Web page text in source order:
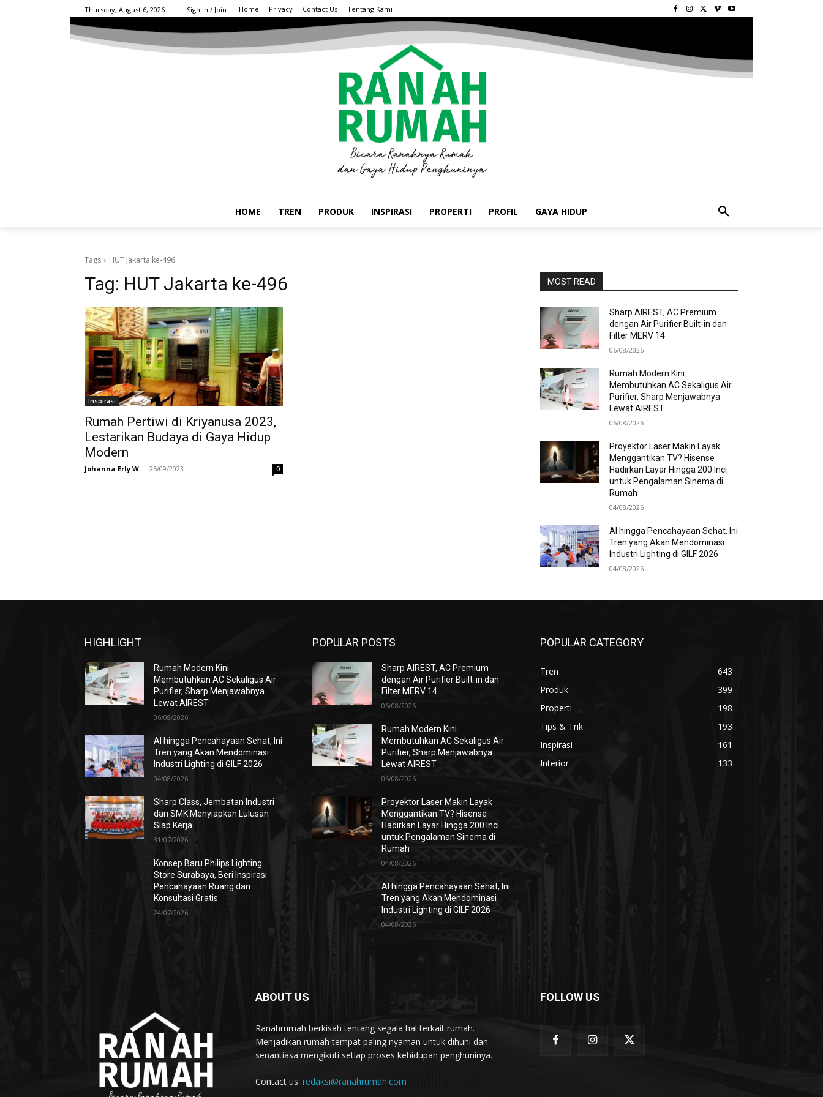
Thursday, August 6, 2026 Sign in / Join Home Privacy Contact Us Tentang Kami
HOME TREN PRODUK INSPIRASI PROPERTI PROFIL GAYA HIDUP
Tags HUT Jakarta ke-496
Tag: HUT Jakarta ke-496
Inspirasi
Rumah Pertiwi di Kriyanusa 2023,
Lestarikan Budaya di Gaya Hidup
Modern
Johanna Erly W. - 25/09/2023 0
MOST READ
Sharp AIREST, AC Premium
dengan Air Purifier Built-in dan
Filter MERV 14
06/08/2026
Rumah Modern Kini
Membutuhkan AC Sekaligus Air
Purifier, Sharp Menjawabnya
Lewat AIREST
06/08/2026
Proyektor Laser Makin Layak
Menggantikan TV? Hisense
Hadirkan Layar Hingga 200 Inci
untuk Pengalaman Sinema di
Rumah
04/08/2026
AI hingga Pencahayaan Sehat, Ini
Tren yang Akan Mendominasi
Industri Lighting di GILF 2026
04/08/2026
HIGHLIGHT
Rumah Modern Kini
Membutuhkan AC Sekaligus Air
Purifier, Sharp Menjawabnya
Lewat AIREST
06/08/2026
AI hingga Pencahayaan Sehat, Ini
Tren yang Akan Mendominasi
Industri Lighting di GILF 2026
04/08/2026
Sharp Class, Jembatan Industri
dan SMK Menyiapkan Lulusan
Siap Kerja
31/07/2026
Konsep Baru Philips Lighting
Store Surabaya, Beri Inspirasi
Pencahayaan Ruang dan
Konsultasi Gratis
24/07/2026
POPULAR POSTS
Sharp AIREST, AC Premium
dengan Air Purifier Built-in dan
Filter MERV 14
06/08/2026
Rumah Modern Kini
Membutuhkan AC Sekaligus Air
Purifier, Sharp Menjawabnya
Lewat AIREST
06/08/2026
Proyektor Laser Makin Layak
Menggantikan TV? Hisense
Hadirkan Layar Hingga 200 Inci
untuk Pengalaman Sinema di
Rumah
04/08/2026
AI hingga Pencahayaan Sehat, Ini
Tren yang Akan Mendominasi
Industri Lighting di GILF 2026
04/08/2026
POPULAR CATEGORY
Tren
643
Produk
399
Properti
198
Tips & Trik
193
Inspirasi
161
Interior
133
ABOUT US
Ranahrumah berkisah tentang segala hal terkait rumah.
Menjadikan rumah tempat paling nyaman untuk dihuni dan
senantiasa mengikuti setiap proses kehidupan penghuninya.
Contact us: redaksi@ranahrumah.com
FOLLOW US